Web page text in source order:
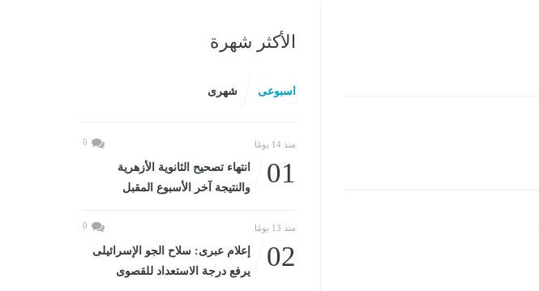
الأكثر شهرة
اسبوعى شهرى
منذ 14 يومًا 0
01
انتهاء تصحيح الثانوية الأزهرية
والنتيجة آخر الأسبوع المقبل
منذ 13 يومًا 0
02
إعلام عبرى: سلاح الجو الإسرائيلى
يرفع درجة الاستعداد للقصوى